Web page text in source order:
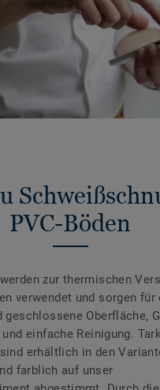
PVC-Böden
zur thermischen
verwendet und sorgen für
geschlossene Oberfläche,
einfache Reinigung.
erhältlich in den
farblich auf unser